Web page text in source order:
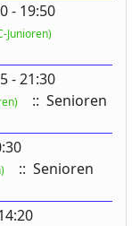
- 19:50
Junioren)
- 21:30
:: Senioren
:: Senioren